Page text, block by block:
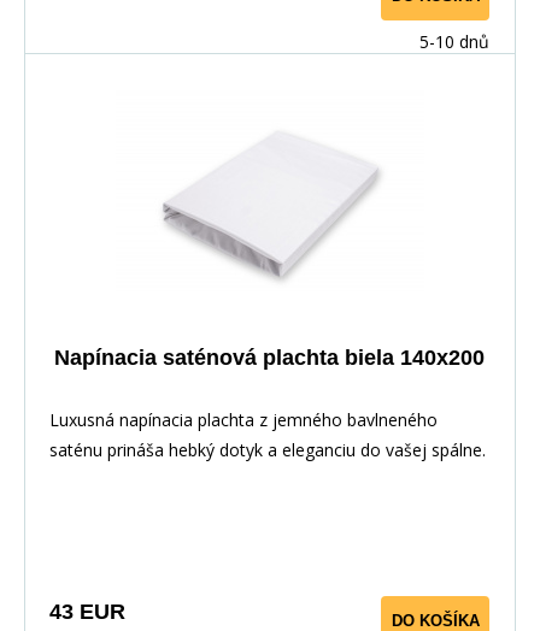
5-10 dnů
Napínacia saténová plachta biela 140x200
Luxusná napínacia plachta z jemného bavlneného
saténu prináša hebký dotyk a eleganciu do vašej spálne.
43 EUR DO KOŠÍKA